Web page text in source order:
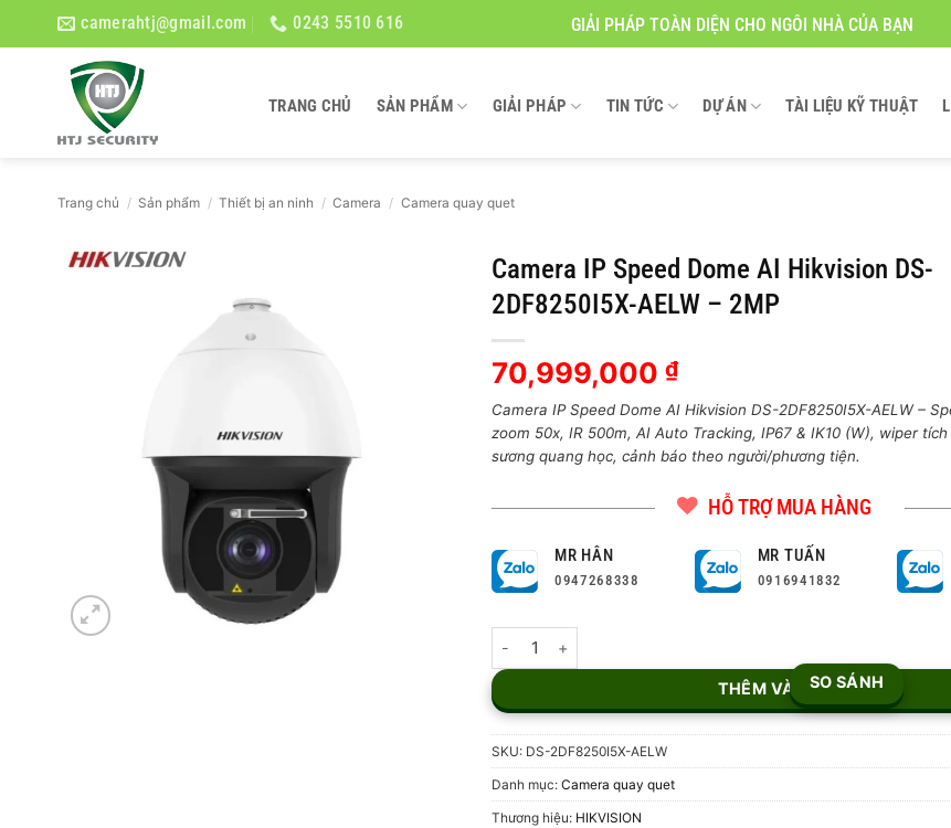
camerahtj@gmail.com 0243 5510 616 GIẢI PHÁP TOÀN DIỆN CHO NGÔI NHÀ CỦA BẠN
TRANG CHỦ SẢN PHẨM GIẢI PHÁP TIN TỨC DỰ ÁN TÀI LIỆU KỸ THUẬT
Trang chủ / Sản phẩm / Thiết bị an ninh / Camera / Camera quay quet
Camera IP Speed Dome AI Hikvision DS-
2DF8250I5X-AELW – 2MP
70,999,000₫
Camera IP Speed Dome AI Hikvision DS-2DF8250I5X-AELW –
zoom 50x, IR 500m, AI Auto Tracking, IP67 & IK10 (W), wiper
sương quang học, cảnh báo theo người/phương tiện.
HỖ TRỢ MUA HÀNG
MR HÂN
0947268338
MR TUẤN
0916941832
Camera IP Speed Dome AI Hikvision DS-2DF8250I5X-AELW –
THÊM VÀO GIỎSO SÁNH
SKU: DS-2DF8250I5X-AELW
Danh mục:Camera quay quet
Thương hiệu: HIKVISION